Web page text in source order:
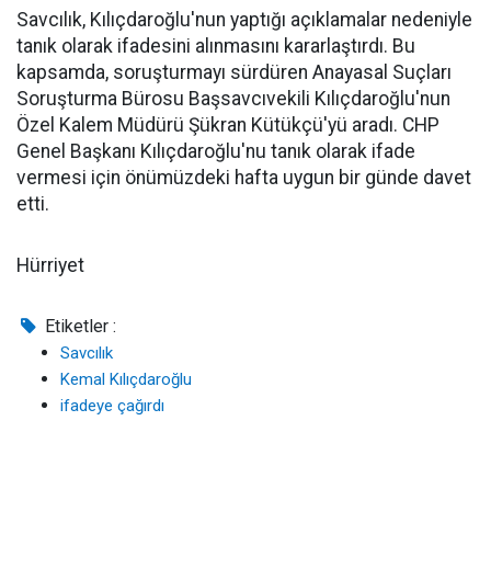
Savcılık, Kılıçdaroğlu'nun yaptığı açıklamalar nedeniyle
tanık olarak ifadesini alınmasını kararlaştırdı. Bu
kapsamda, soruşturmayı sürdüren Anayasal Suçları
Soruşturma Bürosu Başsavcıvekili Kılıçdaroğlu'nun
Özel Kalem Müdürü Şükran Kütükçü'yü aradı. CHP
Genel Başkanı Kılıçdaroğlu'nu tanık olarak ifade
vermesi için önümüzdeki hafta uygun bir günde davet
etti.
Hürriyet
Etiketler :
Savcılık
Kemal Kılıçdaroğlu
ifadeye çağırdı